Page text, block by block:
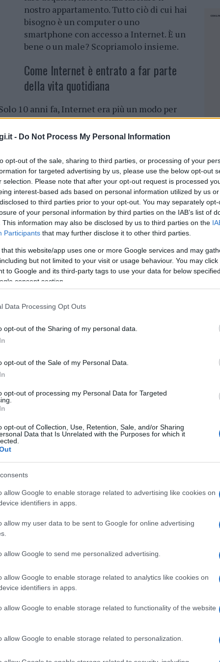
- Do Not Process My Personal Information
opt-out of the sale, sharing to third parties, or processing of your
for targeted advertising by us, please use the below opt-out
selection. Please note that after your opt-out request is processed
interest-based ads based on personal information utilized by us
to third parties prior to your opt-out. You may separately
of your personal information by third parties on the IAB’s list of
This information may also be disclosed by us to third parties on the
Participants that may further disclose it to other third parties.
that this website/app uses one or more Google services and may
but not limited to your visit or usage behaviour. You may
to Google and its third-party tags to use your data for below
consent section.
Data Processing Opt Outs
opt-out of the Sharing of my personal data.
opt-out of the Sale of my Personal Data.
opt-out of processing my Personal Data for Targeted
opt-out of Collection, Use, Retention, Sale, and/or Sharing
Data that Is Unrelated with the Purposes for which it
allow Google to enable storage related to advertising like cookies on
identifiers in apps.
allow my user data to be sent to Google for online advertising
allow Google to send me personalized advertising.
allow Google to enable storage related to analytics like cookies on
identifiers in apps.
allow Google to enable storage related to functionality of the website
allow Google to enable storage related to personalization.
nostro appartamento. Tutto ciò di cui hai
bisogno è un computer o uno
smartphone con accesso a Internet. È un
bene o un male? Scopriamolo insieme.
Come Internet è entrato a far parte
della vita quotidiana
10 anni fa, Internet era più un modo per
video divertenti, chattato sui forum o nelle
social network. Ma lo sviluppo delle
dei ritmi di vita hanno creato una realtà
non solo il modo in cui impariamo e
interagiamo gli uni con gli altri. In una certa
dalla pandemia di coronavirus,
bloccato. Durante la quarantena, è
in contatto con i propri cari, ricevere
il modo in cui acquisiamo le
i servizi di streaming stanno diventando
sostituendo la radio. Ci stiamo abituando
informazioni di cui abbiamo bisogno
della giornata e da qualsiasi luogo.
spostate online e come questo ha
quotidiane: spieghiamo di seguito.
i cambiamenti più significativi. Grazie a
la necessità di viaggiare in un’altra città
università di tutto il mondo, webinar
è diventato accessibile a chiunque disponga
in modo definitivo che l’istruzione online
tradizionali. Tuttavia, Internet amplia
Puoi seguire i corsi al tuo ritmo, rivedere le
studiare in un momento che ti è
modo di lavorare. In passato, il lavoro a
certe professioni. Oggi, quasi tutti possono
c’è più bisogno di vivere in una grande
e prestigioso. Inoltre, stanno emergendo
grazie a Internet, come lo
il blogger e così via.